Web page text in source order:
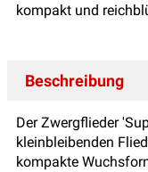
kompakt und
Beschreibung
Der Zwergflieder
kleinbleibenden
kompakte